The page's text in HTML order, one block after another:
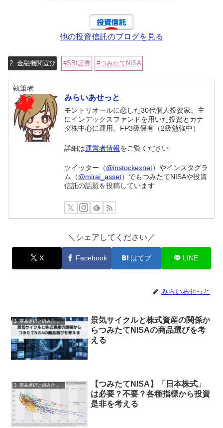
他の投資信託のブログを見る
2. 金融機関選び SBI証券 つみたてNISA
執筆者
みらいあせっと
モントリオールに恋した30代個人投資家。主
にインデックスファンドを用いた投資とカナ
ダ株中心に運用。FP3級保有（2級勉強中）
詳細は運営者情報をご覧ください
ツイッター（@instockexnet）やインスタグラ
ム（@mirai_asset）でもつみたてNISAや投資
信託の話題を投稿しています
＼シェアしてください／
X Facebook はてブ LINE
みらいあせっと
3. 商品選択と組み合わせ
景気サイクルと株式資産の関係か
らつみたてNISAの商品選びを考
える
【つみたてNISA】「日本株式」
は必要？不要？各種指標から投資
是非を考える